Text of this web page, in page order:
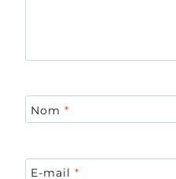
Nom *
E-mail *